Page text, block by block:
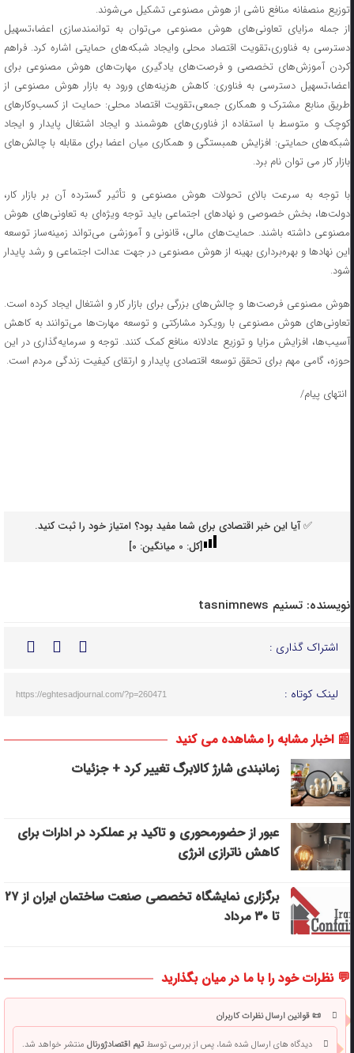
توزیع منصفانه منافع ناشی از هوش مصنوعی تشکیل می‌شوند.
از جمله مزایای تعاونی‌های هوش مصنوعی می‌توان به توانمندسازی اعضا،تسهیل
دسترسی به فناوری،تقویت اقتصاد محلی وایجاد شبکه‌های حمایتی اشاره کرد. فراهم
کردن آموزش‌های تخصصی و فرصت‌های یادگیری مهارت‌های هوش مصنوعی برای
اعضا،تسهیل دسترسی به فناوری: کاهش هزینه‌های ورود به بازار هوش مصنوعی از
طریق منابع مشترک و همکاری جمعی،تقویت اقتصاد محلی: حمایت از کسب‌وکارهای
کوچک و متوسط با استفاده از فناوری‌های هوشمند و ایجاد اشتغال پایدار و ایجاد
شبکه‌های حمایتی: افزایش همبستگی و همکاری میان اعضا برای مقابله با چالش‌های
بازار کار می توان نام برد.
با توجه به سرعت بالای تحولات هوش مصنوعی و تأثیر گسترده آن بر بازار کار،
دولت‌ها، بخش خصوصی و نهادهای اجتماعی باید توجه ویژه‌ای به تعاونی‌های هوش
مصنوعی داشته باشند. حمایت‌های مالی، قانونی و آموزشی می‌تواند زمینه‌ساز توسعه
این نهادها و بهره‌برداری بهینه از هوش مصنوعی در جهت عدالت اجتماعی و رشد پایدار
شود.
هوش مصنوعی فرصت‌ها و چالش‌های بزرگی برای بازار کار و اشتغال ایجاد کرده است.
تعاونی‌های هوش مصنوعی با رویکرد مشارکتی و توسعه مهارت‌ها می‌توانند به کاهش
آسیب‌ها، افزایش مزایا و توزیع عادلانه منافع کمک کنند. توجه و سرمایه‌گذاری در این
حوزه، گامی مهم برای تحقق توسعه اقتصادی پایدار و ارتقای کیفیت زندگی مردم است.
انتهای پیام/
✅ آیا این خبر اقتصادی برای شما مفید بود؟ امتیاز خود را ثبت کنید.
[کل: 0میانگین: 0
]
نویسنده: تسنیم tasnimnews
اشتراک گذاری :
لینک کوتاه : https://eghtesadjournal.com/?p=260471
📰 اخبار مشابه را مشاهده می کنید
زمانبندی شارژ کالابرگ تغییر کرد + جزئیات
عبور از حضورمحوری و تاکید بر عملکرد در ادارات برای
کاهش ناترازی انرژی
برگزاری نمایشگاه تخصصی صنعت ساختمان ایران از ۲۷
تا ۳۰ مرداد
💬 نظرات خود را با ما در میان بگذارید
📜 قوانین ارسال نظرات کاربران
دیدگاه های ارسال شده شما، پس از بررسی توسطتیم اقتصادژورنالمنتشر خواهد شد.